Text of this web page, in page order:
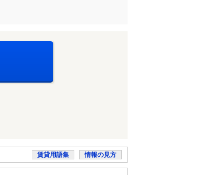
賃貸用語集 情報の見方